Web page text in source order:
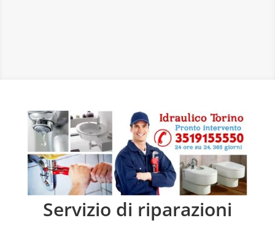
Servizio di riparazioni